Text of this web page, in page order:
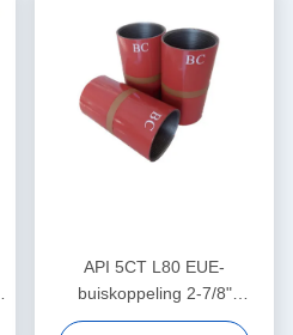
API 5CT L80 EUE-
buiskoppeling 2-7/8"
naadloze stalen